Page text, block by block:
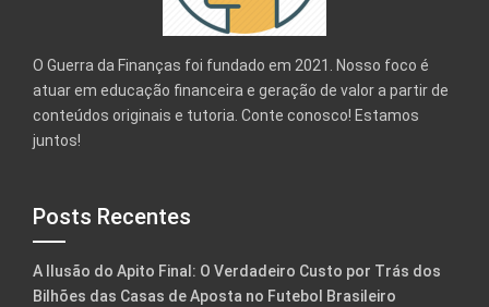
O Guerra da Finanças foi fundado em 2021. Nosso foco é
atuar em educação financeira e geração de valor a partir de
conteúdos originais e tutoria. Conte conosco! Estamos
juntos!
Posts Recentes
A Ilusão do Apito Final: O Verdadeiro Custo por Trás dos
Bilhões das Casas de Aposta no Futebol Brasileiro